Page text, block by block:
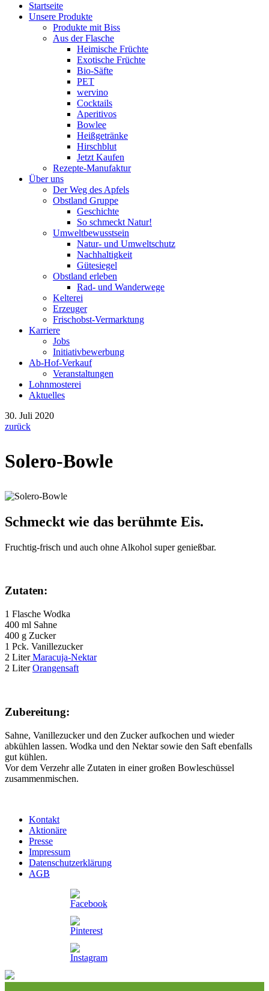
Startseite
Unsere Produkte
Produkte mit Biss
Aus der Flasche
Heimische Früchte
Exotische Früchte
Bio-Säfte
PET
wervino
Cocktails
Aperitivos
Bowlee
Heißgetränke
Hirschblut
Jetzt Kaufen
Rezepte-Manufaktur
Über uns
Der Weg des Apfels
Obstland Gruppe
Geschichte
So schmeckt Natur!
Umweltbewusstsein
Natur- und Umweltschutz
Nachhaltigkeit
Gütesiegel
Obstland erleben
Rad- und Wanderwege
Kelterei
Erzeuger
Frischobst-Vermarktung
Karriere
Jobs
Initiativbewerbung
Ab-Hof-Verkauf
Veranstaltungen
Lohnmosterei
Aktuelles
30. Juli 2020
zurück
Solero-Bowle
Schmeckt wie das berühmte Eis.
Fruchtig-frisch und auch ohne Alkohol super genießbar.
Zutaten:
1 Flasche Wodka
400 ml Sahne
400 g Zucker
1 Pck. Vanillezucker
2 LiterMaracuja-Nektar
2 LiterOrangensaft
Zubereitung:
Sahne, Vanillezucker und den Zucker aufkochen und wieder
abkühlen lassen. Wodka und den Nektar sowie den Saft ebenfalls
gut kühlen.
Vor dem Verzehr alle Zutaten in einer großen Bowleschüssel
zusammenmischen.
Kontakt
Aktionäre
Presse
Impressum
Datenschutzerklärung
AGB